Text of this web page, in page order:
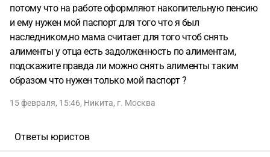
потому что на работе оформляют накопительную пенсию
и ему нужен мой паспорт для того что я был
наследником,но мама считает для того чтоб снять
алименты у отца есть задолженность по алиментам,
подскажите правда ли можно снять алименты таким
образом что нужен только мой паспорт ?
15 февраля, 15:46, Никита, г. Москва
Ответы юристов